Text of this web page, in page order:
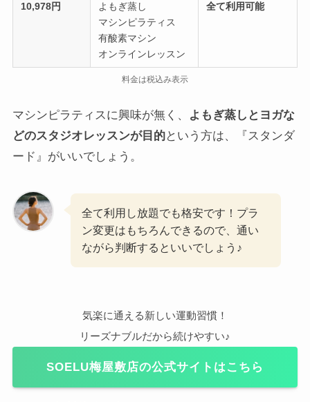
10,978円
よもぎ蒸し
マシンピラティス
有酸素マシン
オンラインレッスン
全て利用可能
料金は税込み表示
マシンピラティスに興味が無く、
よもぎ蒸しとヨガな
どのスタジオレッスンが目的という方は、『スタンダ
ード』がいいでしょう。
全て利用し放題でも格安です！プラ
ン変更はもちろんできるので、通い
ながら判断するといいでしょう♪
気楽に通える新しい運動習慣！
リーズナブルだから続けやすい♪
SOELU梅屋敷店の公式サイトはこちら